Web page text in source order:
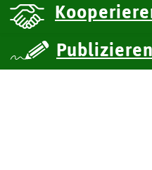
Publizieren